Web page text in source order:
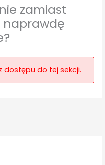
zamiast
naprawdę
dostępu do tej sekcji.